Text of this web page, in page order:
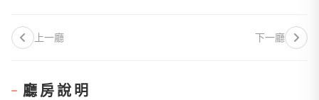
上一廳 下一廳
廳房說明